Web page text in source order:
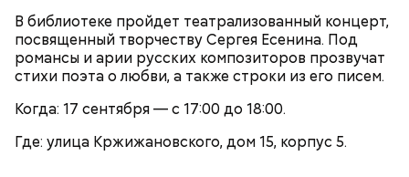
В библиотеке пройдет театрализованный концерт,
посвященный творчеству Сергея Есенина. Под
романсы и арии русских композиторов прозвучат
стихи поэта о любви, а также строки из его писем.
Когда: 17 сентября — с 17:00 до 18:00.
Где: улица Кржижановского, дом 15, корпус 5.
— Ох… Вот что мне не нравится: когда в час пик в
метро освобождается одно место и кто-то с